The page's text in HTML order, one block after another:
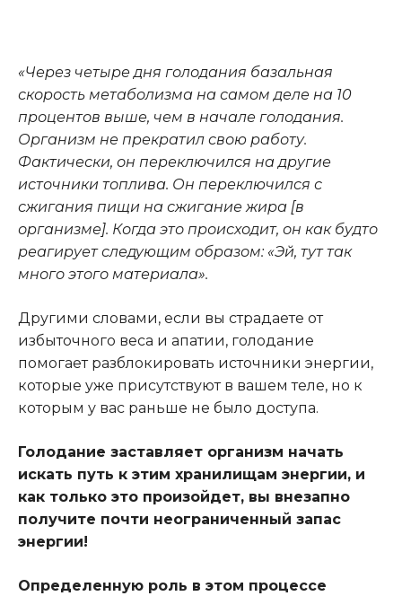
«Через четыре дня голодания базальная
скорость метаболизма на самом деле на 10
процентов выше, чем в начале голодания.
Организм не прекратил свою работу.
Фактически, он переключился на другие
источники топлива. Он переключился с
сжигания пищи на сжигание жира [в
организме]. Когда это происходит, он как будто
реагирует следующим образом: «Эй, тут так
много этого материала».
Другими словами, если вы страдаете от
избыточного веса и апатии, голодание
помогает разблокировать источники энергии,
которые уже присутствуют в вашем теле, но к
которым у вас раньше не было доступа.
Голодание заставляет организм начать
искать путь к этим хранилищам энергии, и
как только это произойдет, вы внезапно
получите почти неограниченный запас
энергии!
Определенную роль в этом процессе